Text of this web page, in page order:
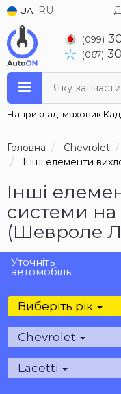
UA RU
(099)
(067)
Яку
Наприклад: маховик
Головна Chevrolet
Інші елементи
Інші
системи
(Шевроле
Уточніть
автомобіль:
Виберіть рік
Chevrolet
Lacetti